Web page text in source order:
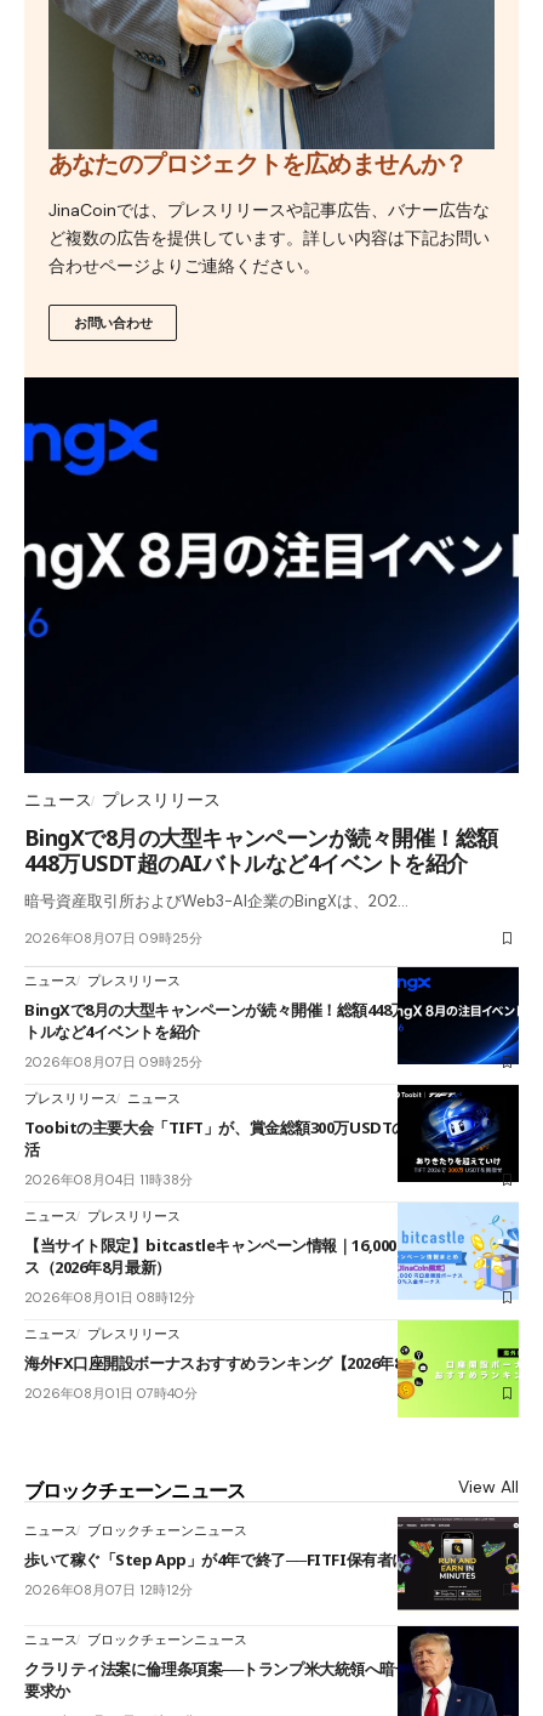
あなたのプロジェクトを広めませんか？
JinaCoinでは、プレスリリースや記事広告、バナー広告な
ど複数の広告を提供しています。詳しい内容は下記お問い
合わせページよりご連絡ください。
お問い合わせ
ニュース プレスリリース
BingXで8月の大型キャンペーンが続々開催！総額
448万USDT超のAIバトルなど4イベントを紹介
暗号資産取引所およびWeb3-AI企業のBingXは、202…
2026年08月07日 09時25分
ニュース プレスリリース
BingXで8月の大型キャンペーンが続々開催！総額448万USDT超のAIバ
トルなど4イベントを紹介
2026年08月07日 09時25分
プレスリリース ニュース
Toobitの主要大会「TIFT」が、賞金総額300万USDTのレースとして復
活
2026年08月04日 11時38分
ニュース プレスリリース
【当サイト限定】bitcastleキャンペーン情報｜16,000円口座開設ボーナ
ス（2026年8月最新）
2026年08月01日 08時12分
ニュース プレスリリース
海外FX口座開設ボーナスおすすめランキング【2026年8月最新】
2026年08月01日 07時40分
ブロックチェーンニュース View All
ニュース ブロックチェーンニュース
歩いて稼ぐ「Step App」が4年で終了──FITFI保有者に対応呼びかけ
2026年08月07日 12時12分
ニュース ブロックチェーンニュース
クラリティ法案に倫理条項案──トランプ米大統領へ暗号資産事業の売却
要求か